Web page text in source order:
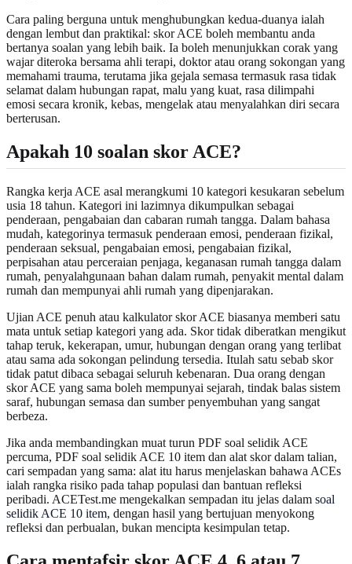
Cara paling berguna untuk menghubungkan kedua-duanya ialah
dengan lembut dan praktikal: skor ACE boleh membantu anda
bertanya soalan yang lebih baik. Ia boleh menunjukkan corak yang
wajar diteroka bersama ahli terapi, doktor atau orang sokongan yang
memahami trauma, terutama jika gejala semasa termasuk rasa tidak
selamat dalam hubungan rapat, malu yang kuat, rasa dilimpahi
emosi secara kronik, kebas, mengelak atau menyalahkan diri secara
berterusan.
Apakah 10 soalan skor ACE?
Rangka kerja ACE asal merangkumi 10 kategori kesukaran sebelum
usia 18 tahun. Kategori ini lazimnya dikumpulkan sebagai
penderaan, pengabaian dan cabaran rumah tangga. Dalam bahasa
mudah, kategorinya termasuk penderaan emosi, penderaan fizikal,
penderaan seksual, pengabaian emosi, pengabaian fizikal,
perpisahan atau perceraian penjaga, keganasan rumah tangga dalam
rumah, penyalahgunaan bahan dalam rumah, penyakit mental dalam
rumah dan mempunyai ahli rumah yang dipenjarakan.
Ujian ACE penuh atau kalkulator skor ACE biasanya memberi satu
mata untuk setiap kategori yang ada. Skor tidak diberatkan mengikut
tahap teruk, kekerapan, umur, hubungan dengan orang yang terlibat
atau sama ada sokongan pelindung tersedia. Itulah satu sebab skor
tidak patut dibaca sebagai seluruh kebenaran. Dua orang dengan
skor ACE yang sama boleh mempunyai sejarah, tindak balas sistem
saraf, hubungan semasa dan sumber penyembuhan yang sangat
berbeza.
Jika anda membandingkan muat turun PDF soal selidik ACE
percuma, PDF soal selidik ACE 10 item dan alat skor dalam talian,
cari sempadan yang sama: alat itu harus menjelaskan bahawa ACEs
ialah rangka risiko pada tahap populasi dan bantuan refleksi
peribadi. ACETest.me mengekalkan sempadan itu jelas dalam soal
selidik ACE 10 item, dengan hasil yang bertujuan menyokong
refleksi dan perbualan, bukan mencipta kesimpulan tetap.